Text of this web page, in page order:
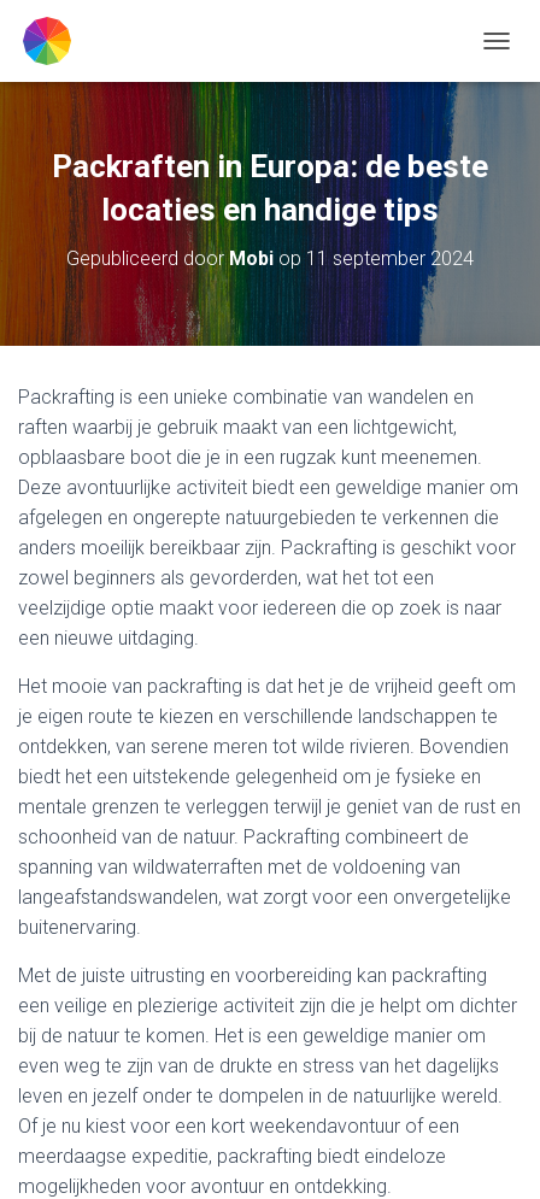
Packraften in Europa: de beste
locaties en handige tips
Gepubliceerd doorMobi op 11 september 2024
Packrafting is een unieke combinatie van wandelen en
raften waarbij je gebruik maakt van een lichtgewicht,
opblaasbare boot die je in een rugzak kunt meenemen.
Deze avontuurlijke activiteit biedt een geweldige manier om
afgelegen en ongerepte natuurgebieden te verkennen die
anders moeilijk bereikbaar zijn. Packrafting is geschikt voor
zowel beginners als gevorderden, wat het tot een
veelzijdige optie maakt voor iedereen die op zoek is naar
een nieuwe uitdaging.
Het mooie van packrafting is dat het je de vrijheid geeft om
je eigen route te kiezen en verschillende landschappen te
ontdekken, van serene meren tot wilde rivieren. Bovendien
biedt het een uitstekende gelegenheid om je fysieke en
mentale grenzen te verleggen terwijl je geniet van de rust en
schoonheid van de natuur. Packrafting combineert de
spanning van wildwaterraften met de voldoening van
langeafstandswandelen, wat zorgt voor een onvergetelijke
buitenervaring.
Met de juiste uitrusting en voorbereiding kan packrafting
een veilige en plezierige activiteit zijn die je helpt om dichter
bij de natuur te komen. Het is een geweldige manier om
even weg te zijn van de drukte en stress van het dagelijks
leven en jezelf onder te dompelen in de natuurlijke wereld.
Of je nu kiest voor een kort weekendavontuur of een
meerdaagse expeditie, packrafting biedt eindeloze
mogelijkheden voor avontuur en ontdekking.